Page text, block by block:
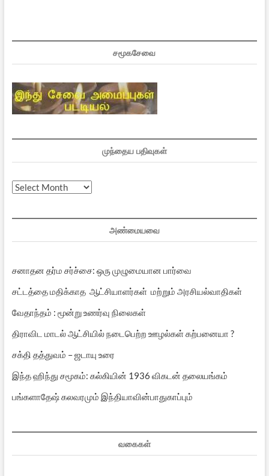
சமூகசேவை
முந்தைய பதிவுகள்
முந்தைய
அண்மையவை
சனாதன தர்ம சர்ச்சை: ஒரு முழுமையான பார்வை
சட்டத்தை மதிக்காத ஆட்சியாளர்கள் மற்றும் அரசியல்வாதிகள்
வேதாந்தம் : மூன்று உணர்வு நிலைகள்
திராவிட மாடல் ஆட்சியில் நடைபெற்ற ஊழல்கள் கற்பனையா ?
சக்தி தத்துவம் – ஜடாயு உரை
இந்த ஹிந்து சமூகம்: கல்கியின் 1936 விகடன் தலையங்கம்
பங்களாதேஷ் கலவரமும் இந்தியாவின்பாதுகாப்பும்
வகைகள்